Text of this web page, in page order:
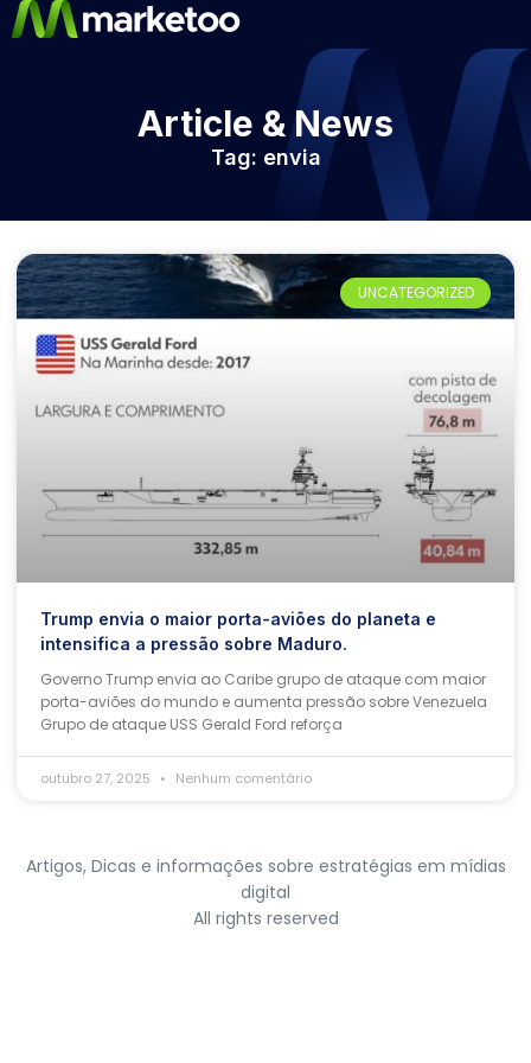
Article & News
Tag: envia
UNCATEGORIZED
Trump envia o maior porta-aviões do planeta e
intensifica a pressão sobre Maduro.
Governo Trump envia ao Caribe grupo de ataque com maior
porta-aviões do mundo e aumenta pressão sobre Venezuela
Grupo de ataque USS Gerald Ford reforça
outubro 27, 2025 Nenhum comentário
Artigos, Dicas e informações sobre estratégias em mídias
digital
All rights reserved